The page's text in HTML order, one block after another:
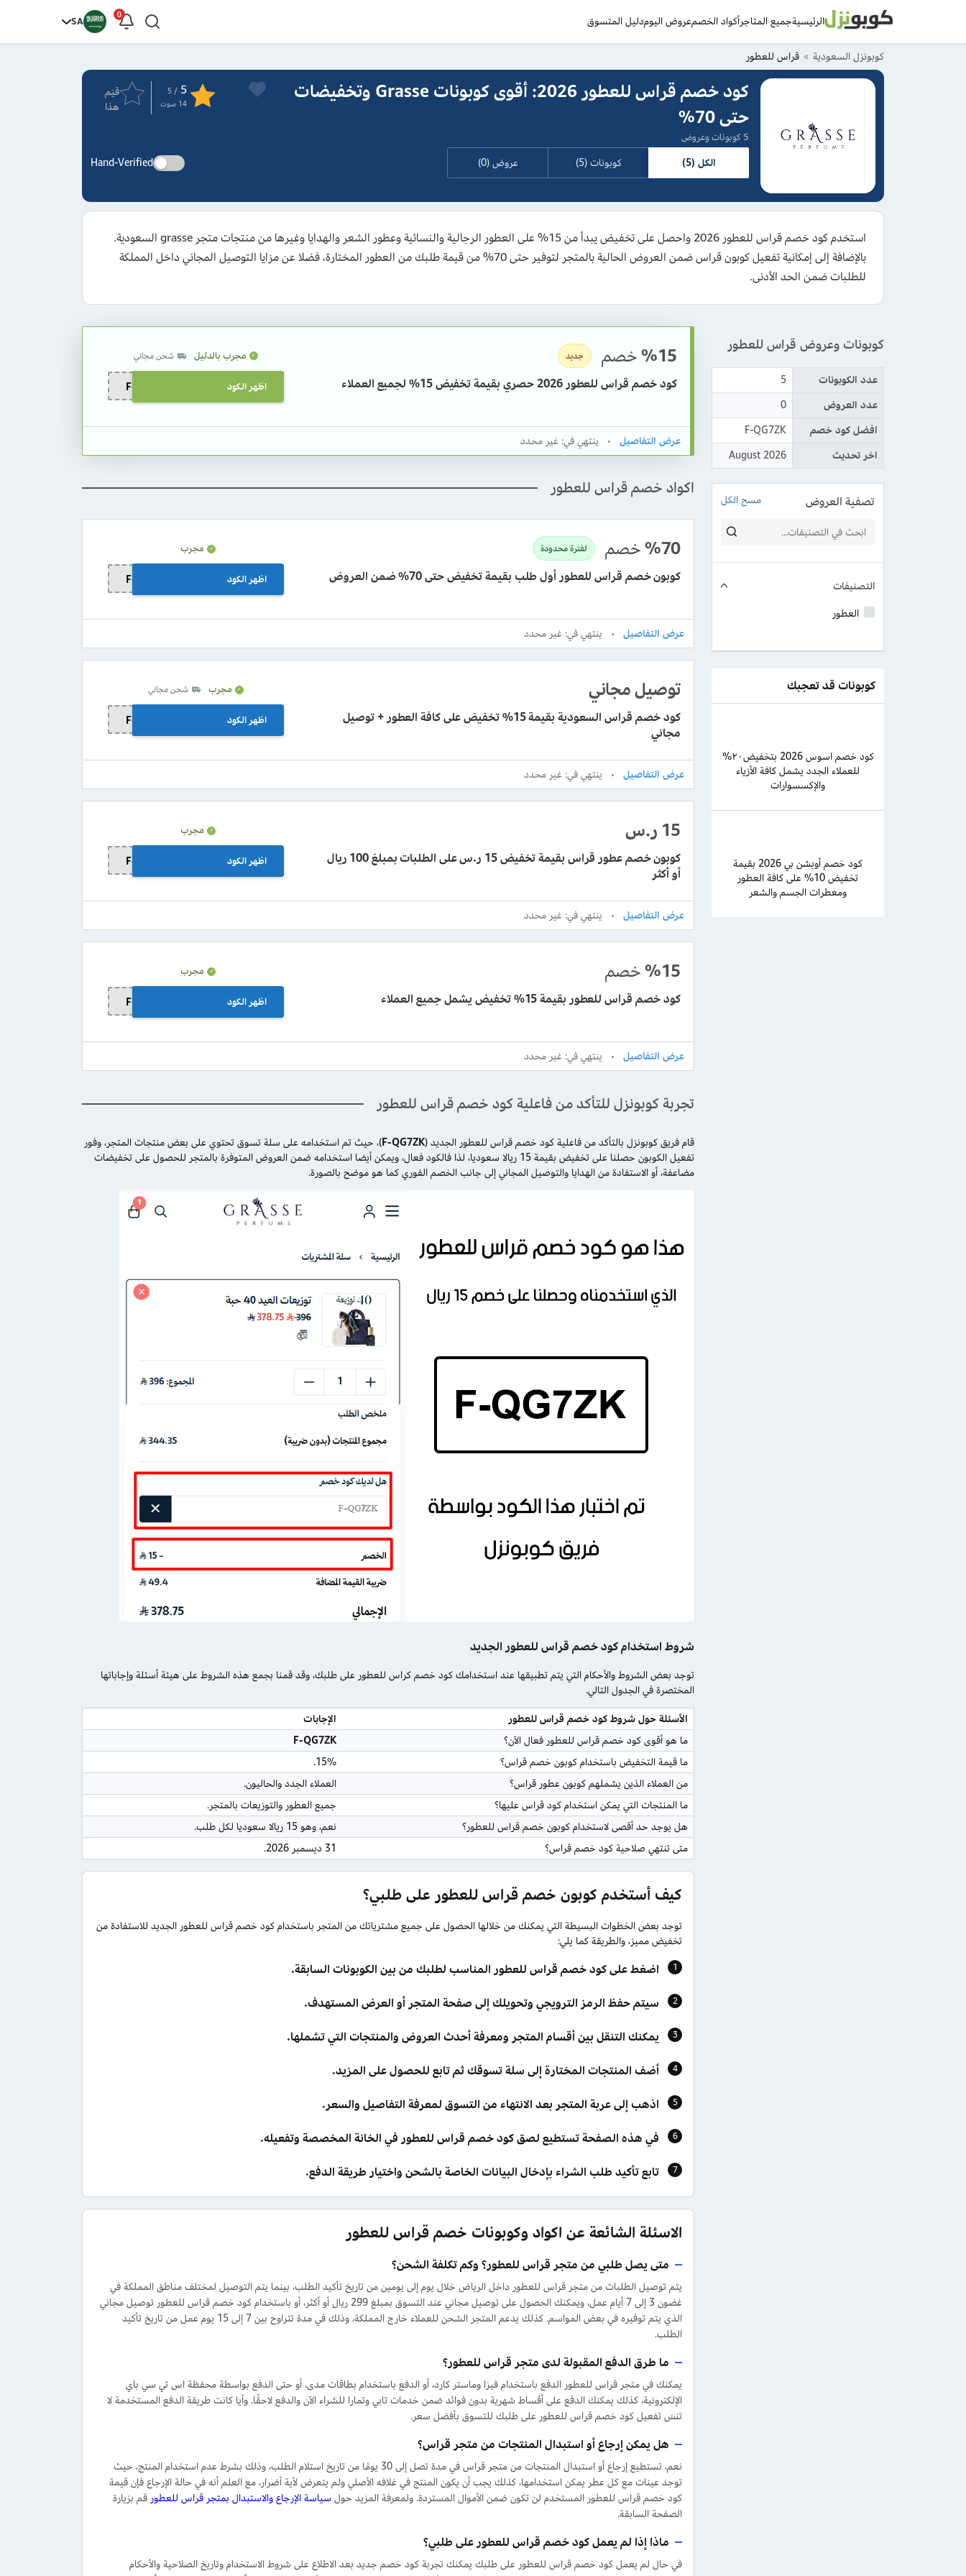
الرئيسيةجميع المتاجرأكواد الخصمعروض اليومدليل المتسوق 0
SA
كوبونزل السعودية قراس للعطور
كود خصم قراس للعطور 2026: أقوى كوبونات Grasse وتخفيضات
حتى 70%
5 كوبونات وعروض
5
/ 5
14 صوت
قيَم
هذا
الكل (5) كوبونات (5) عروض (0) Hand-Verified
استخدم كود خصم قراس للعطور 2026 واحصل على تخفيض يبدأ من 15% على العطور الرجالية والنسائية وعطور الشعر والهدايا وغيرها من منتجات متجر grasse السعودية.
بالإضافة إلى إمكانية تفعيل كوبون قراس ضمن العروض الحالية بالمتجر لتوفير حتى 70% من قيمة طلبك من العطور المختارة، فضلا عن مزايا التوصيل المجاني داخل المملكة
للطلبات ضمن الحد الأدنى.
%15خصم جديد
كود خصم قراس للعطور 2026 حصري بقيمة تخفيض 15% لجميع العملاء
مجرب بالدليل شحن مجاني
F-QG7ZK اظهر الكود
ينتهي في: غير محدد
اكواد خصم قراس للعطور
%70خصم لفترة محدودة
كوبون خصم قراس للعطور أول طلب بقيمة تخفيض حتى 70% ضمن العروض
مجرب
F-QG7ZK اظهر الكود
ينتهي في: غير محدد
توصيل مجاني
كود خصم قراس السعودية بقيمة 15% تخفيض على كافة العطور + توصيل
مجاني
مجرب شحن مجاني
F-QG7ZK اظهر الكود
ينتهي في: غير محدد
15 ر.س
كوبون خصم عطور قراس بقيمة تخفيض 15 ر.س على الطلبات بمبلغ 100 ريال
أو أكثر
مجرب
F-QG7ZK اظهر الكود
ينتهي في: غير محدد
%15خصم
كود خصم قراس للعطور بقيمة 15% تخفيض يشمل جميع العملاء
مجرب
F-QG7ZK اظهر الكود
ينتهي في: غير محدد
تجربة كوبونزل للتأكد من فاعلية كود خصم قراس للعطور
قام فريق كوبونزل بالتأكد من فاعلية كود خصم قراس للعطور الجديد (F-QG7ZK)، حيث تم استخدامه على سلة تسوق تحتوي على بعض منتجات المتجر، وفور
تفعيل الكوبون حصلنا على تخفيض بقيمة 15 ريالا سعوديا، لذا فالكود فعال، ويمكن أيضا استخدامه ضمن العروض المتوفرة بالمتجر للحصول على تخفيضات
مضاعفة، أو الاستفادة من الهدايا والتوصيل المجاني إلى جانب الخصم الفوري كما هو موضح بالصورة.
شروط استخدام كود خصم قراس للعطور الجديد
توجد بعض الشروط والأحكام التي يتم تطبيقها عند استخدامك كود خصم كراس للعطور على طلبك، وقد قمنا بجمع هذه الشروط على هيئة أسئلة وإجاباتها
المختصرة في الجدول التالي.
الأسئلة حول شروط كود خصم قراس للعطور
الإجابات
ما هو أقوى كود خصم قراس للعطور فعال الآن؟
F-QG7ZK
ما قيمة التخفيض باستخدام كوبون خصم قراس؟
15%.
من العملاء الذين يشملهم كوبون عطور قراس؟
العملاء الجدد والحاليون.
ما المنتجات التي يمكن استخدام كود قراس عليها؟
جميع العطور والتوزيعات بالمتجر.
هل يوجد حد أقصى لاستخدام كوبون خصم قراس للعطور؟
نعم، وهو 15 ريالا سعوديا لكل طلب.
متى تنتهي صلاحية كود خصم قراس؟
31 ديسمبر 2026.
كيف أستخدم كوبون خصم قراس للعطور على طلبي؟
توجد بعض الخطوات البسيطة التي يمكنك من خلالها الحصول على جميع مشترياتك من المتجر باستخدام كود خصم قراس للعطور الجديد للاستفادة من
تخفيض مميز، والطريقة كما يلي:
اضغط على كود خصم قراس للعطور المناسب لطلبك من بين الكوبونات السابقة.
سيتم حفظ الرمز الترويجي وتحويلك إلى صفحة المتجر أو العرض المستهدف.
يمكنك التنقل بين أقسام المتجر ومعرفة أحدث العروض والمنتجات التي تشملها.
أضف المنتجات المختارة إلى سلة تسوقك ثم تابع للحصول على المزيد.
اذهب إلى عربة المتجر بعد الانتهاء من التسوق لمعرفة التفاصيل والسعر.
في هذه الصفحة تستطيع لصق كود خصم قراس للعطور في الخانة المخصصة وتفعيله.
تابع تأكيد طلب الشراء بإدخال البيانات الخاصة بالشحن واختيار طريقة الدفع.
الاسئلة الشائعة عن اكواد وكوبونات خصم قراس للعطور
متى يصل طلبي من متجر قراس للعطور؟ وكم تكلفة الشحن؟
يتم توصيل الطلبات من متجر قراس للعطور داخل الرياض خلال يوم إلى يومين من تاريخ تأكيد الطلب، بينما يتم التوصيل لمختلف مناطق المملكة في
غضون 3 إلى 7 أيام عمل، ويمكنك الحصول على توصيل مجاني عند التسوق بمبلغ 299 ريال أو أكثر، أو باستخدام كود خصم قراس للعطور توصيل مجاني
الذي يتم توفيره في بعض المواسم. كذلك يدعم المتجر الشحن للعملاء خارج المملكة، وذلك في مدة تتراوح بين 7 إلى 15 يوم عمل من تاريخ تأكيد
الطلب.
ما طرق الدفع المقبولة لدى متجر قراس للعطور؟
يمكنك في متجر قراس للعطور الدفع باستخدام فيزا وماستر كارد، أو الدفع باستخدام بطاقات مدى، أو حتى الدفع بواسطة محفظة اس تي سي باي
الإلكترونية، كذلك يمكنك الدفع على أقساط شهرية بدون فوائد ضمن خدمات تابي وتمارا للشراء الآن والدفع لاحقًا. وأيا كانت طريقة الدفع المستخدمة لا
تنسَ تفعيل كود خصم قراس للعطور على طلبك للتسوق بأفضل سعر.
هل يمكن إرجاع أو استبدال المنتجات من متجر قراس؟
نعم، تستطيع إرجاع أو استبدال المنتجات من متجر قراس في مدة تصل إلى 30 يومًا من تاريخ استلام الطلب، وذلك بشرط عدم استخدام المنتج، حيث
توجد عينات مع كل عطر يمكن استخدامها، كذلك يجب أن يكون المنتج في غلافه الأصلي ولم يتعرض لأية أضرار، مع العلم أنه في حالة الإرجاع فإن قيمة
كود خصم قراس للعطور المستخدم لن تكون ضمن الأموال المستردة. ولمعرفة المزيد حول سياسة الإرجاع والاستبدال بمتجر قراس للعطورقم بزيارة
الصفحة السابقة.
ماذا إذا لم يعمل كود خصم قراس للعطور على طلبي؟
في حال لم يعمل كود خصم قراس للعطور على طلبك يمكنك تجربة كود خصم جديد بعد الاطلاع على شروط الاستخدام وتاريخ الصلاحية والأحكام
كوبونات وعروض قراس للعطور
عدد الكوبونات
5
عدد العروض
0
افضل كود خصم
F-QG7ZK
اخر تحديث
August 2026
تصفية العروض مسح الكل
التصنيفات
العطور
كوبونات قد تعجبك
كود خصم اسوس 2026 بتخفيض٢٠%
للعملاء الجدد يشمل كافة الأزياء
والإكسسوارات
كود خصم أوبشن بي 2026 بقيمة
تخفيض 10% على كافة العطور
ومعطرات الجسم والشعر